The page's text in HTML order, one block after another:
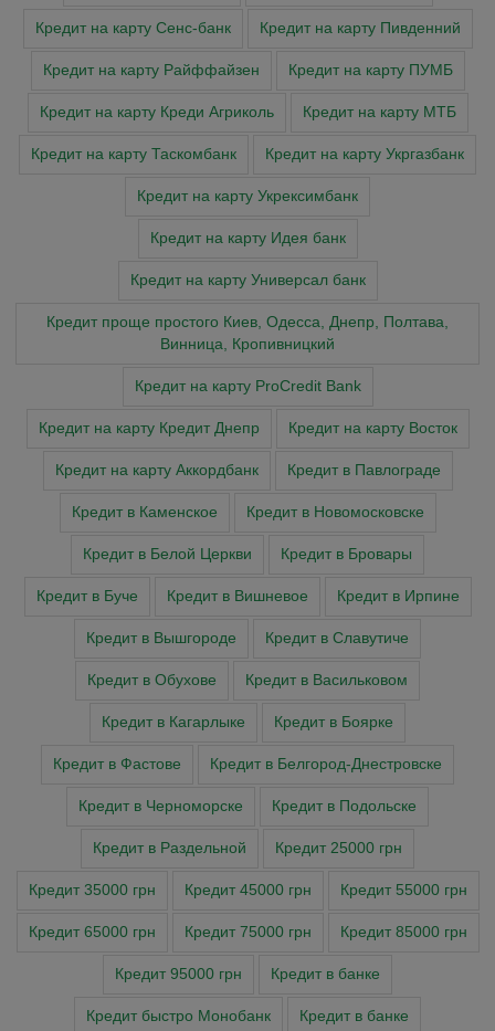
Кредит на карту Сенс-банк Кредит на карту Пивденний
Кредит на карту Райффайзен Кредит на карту ПУМБ
Кредит на карту Креди Агриколь Кредит на карту МТБ
Кредит на карту Таскомбанк Кредит на карту Укргазбанк
Кредит на карту Укрексимбанк
Кредит на карту Идея банк
Кредит на карту Универсал банк
Кредит проще простого Киев, Одесса, Днепр, Полтава,
Винница, Кропивницкий
Кредит на карту ProCredit Bank
Кредит на карту Кредит Днепр Кредит на карту Восток
Кредит на карту Аккордбанк Кредит в Павлограде
Кредит в Каменское Кредит в Новомосковске
Кредит в Белой Церкви Кредит в Бровары
Кредит в Буче Кредит в Вишневое Кредит в Ирпине
Кредит в Вышгороде Кредит в Славутиче
Кредит в Обухове Кредит в Васильковом
Кредит в Кагарлыке Кредит в Боярке
Кредит в Фастове Кредит в Белгород-Днестровске
Кредит в Черноморске Кредит в Подольске
Кредит в Раздельной Кредит 25000 грн
Кредит 35000 грн Кредит 45000 грн Кредит 55000 грн
Кредит 65000 грн Кредит 75000 грн Кредит 85000 грн
Кредит 95000 грн Кредит в банке
Кредит быстро Монобанк Кредит в банке